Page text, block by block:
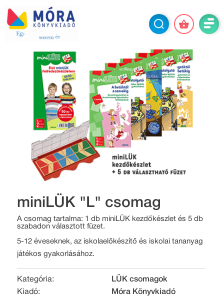
miniLÜK "L" csomag
A csomag tartalma: 1 db miniLÜK kezdőkészlet és 5 db
szabadon választott füzet.
5-12 éveseknek, az iskolaelőkészítő és iskolai tananyag
játékos gyakorlásához.
Kategória:
LÜK csomagok
Kiadó:
Móra Könyvkiadó